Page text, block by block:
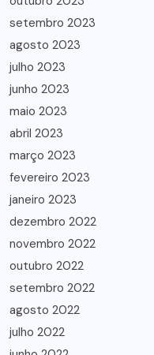
setembro 2023
agosto 2023
julho 2023
junho 2023
maio 2023
abril 2023
março 2023
fevereiro 2023
janeiro 2023
dezembro 2022
novembro 2022
outubro 2022
setembro 2022
agosto 2022
julho 2022